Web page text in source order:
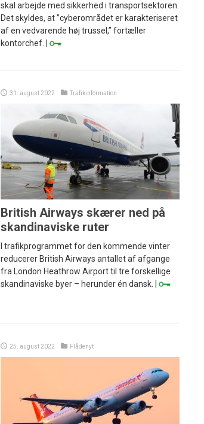
skal arbejde med sikkerhed i transportsektoren.
Det skyldes, at ”cyberområdet er karakteriseret
af en vedvarende høj trussel,” fortæller
kontorchef. |
31. august 2022 Trafikinformation
British Airways skærer ned på
skandinaviske ruter
I trafikprogrammet for den kommende vinter
reducerer British Airways antallet af afgange
fra London Heathrow Airport til tre forskellige
skandinaviske byer – herunder én dansk. |
25. august 2022 Flådenyt